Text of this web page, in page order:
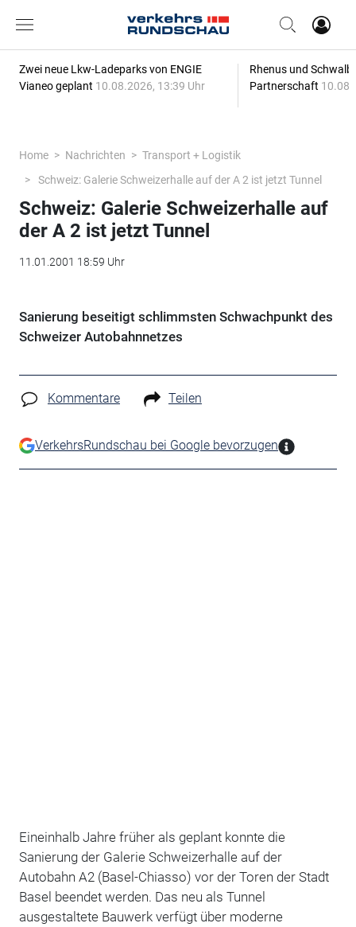
Zwei neue Lkw-Ladeparks von ENGIE
Vianeo geplant 10.08.2026, 13:39 Uhr
Rhenus und
Partnerschaft
Home Nachrichten
Transport + Logistik
Schweiz: Galerie Schweizerhalle auf der A 2 ist jetzt Tunnel
Schweiz: Galerie Schweizerhalle auf
der A 2 ist jetzt Tunnel
11.01.2001 18:59 Uhr
Sanierung beseitigt schlimmsten Schwachpunkt des
Schweizer Autobahnnetzes
Kommentare Teilen
VerkehrsRundschau bei Google bevorzugen
Eineinhalb Jahre früher als geplant konnte die
Sanierung der Galerie Schweizerhalle auf der
Autobahn A2 (Basel-Chiasso) vor der Toren der Stadt
Basel beendet werden. Das neu als Tunnel
ausgestaltete Bauwerk verfügt über moderne